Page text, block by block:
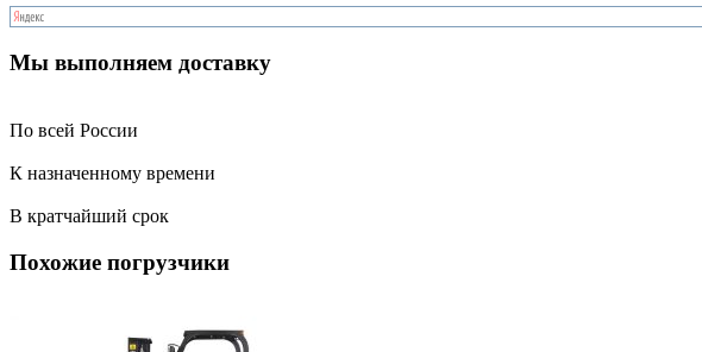
Мы выполняем доставку
По всей России
К назначенному времени
В кратчайший срок
Похожие погрузчики